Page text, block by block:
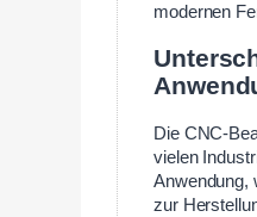
modernen
Die CNC-
vielen
Anwendung,
zur